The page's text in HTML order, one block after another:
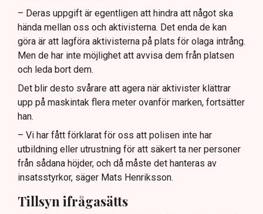
– Deras uppgift är egentligen att hindra att något ska
hända mellan oss och aktivisterna. Det enda de kan
göra är att lagföra aktivisterna på plats för olaga intrång.
Men de har inte möjlighet att avvisa dem från platsen
och leda bort dem.
Det blir desto svårare att agera när aktivister klättrar
upp på maskintak flera meter ovanför marken, fortsätter
han.
– Vi har fått förklarat för oss att polisen inte har
utbildning eller utrustning för att säkert ta ner personer
från sådana höjder, och då måste det hanteras av
insatsstyrkor, säger Mats Henriksson.
Tillsyn ifrågasätts